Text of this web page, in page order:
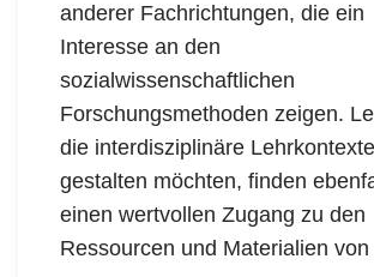
anderer Fachrichtungen, die ein
Interesse an den
sozialwissenschaftlichen
Forschungsmethoden zeigen.
die interdisziplinäre Lehrkontexte
gestalten möchten, finden
einen wertvollen Zugang zu den
Ressourcen und Materialien von